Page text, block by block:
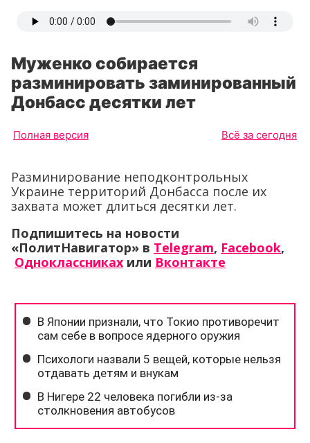
Муженко собирается
разминировать заминированный
Донбасс десятки лет
Полная версия Всё за сегодня
Разминирование неподконтрольных
Украине территорий Донбасса после их
захвата может длиться десятки лет.
Подпишитесь на новости
«ПолитНавигатор» в Telegram, Facebook,
Одноклассниках или Вконтакте